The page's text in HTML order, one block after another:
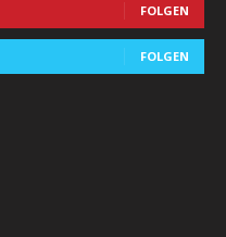
FOLGEN
FOLGEN